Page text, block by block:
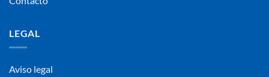
LEGAL
Aviso legal